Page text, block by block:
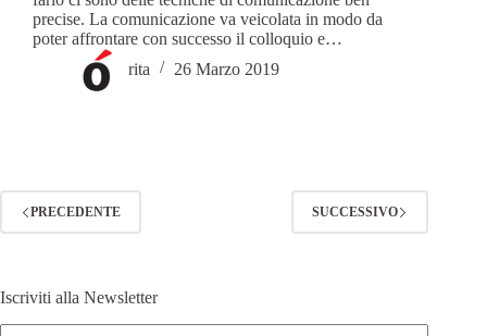
precise. La comunicazione va veicolata in modo da
poter affrontare con successo il colloquio e…
rita
26 Marzo 2019
PRECEDENTE SUCCESSIVO
Iscriviti alla Newsletter